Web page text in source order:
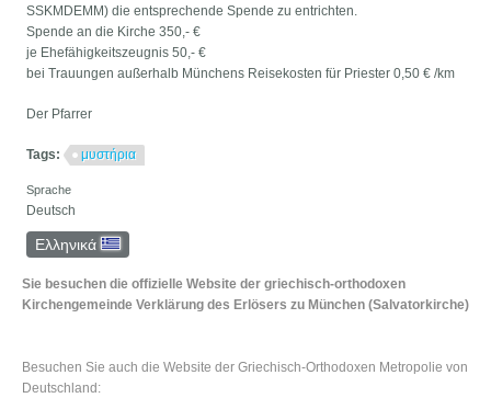
SSKMDEMM) die entsprechende Spende zu entrichten.
Spende an die Kirche 350,- €
je Ehefähigkeitszeugnis 50,- €
bei Trauungen außerhalb Münchens Reisekosten für Priester 0,50 € /km
Der Pfarrer
Tags: μυστήρια
Sprache
Deutsch
Ελληνικά
Sie besuchen die offizielle Website der griechisch-orthodoxen
Kirchengemeinde Verklärung des Erlösers zu München (Salvatorkirche)
Besuchen Sie auch die Website der Griechisch-Orthodoxen Metropolie von
Deutschland: